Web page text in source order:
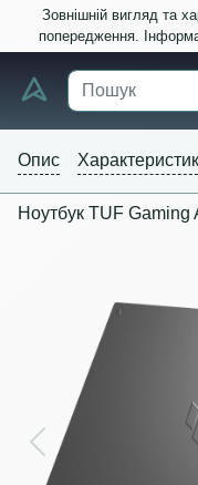
Зовнішній вигляд та
попередження.
Опис
Ноутбук TUF Gaming
Previous